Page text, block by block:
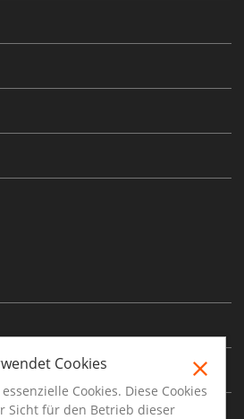
Cookies
Cookies. Diese Cookies
Sicht für den Betrieb dieser